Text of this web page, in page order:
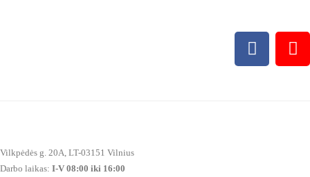
Vilkpėdės g. 20A, LT-03151 Vilnius
Darbo laikas: I-V 08:00 iki 16:00